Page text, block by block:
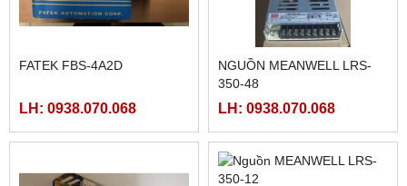
PWS5610T-S
LH: 0938.070.068
FATEK FBS-24MAR2-AC
LH: 0938.070.068